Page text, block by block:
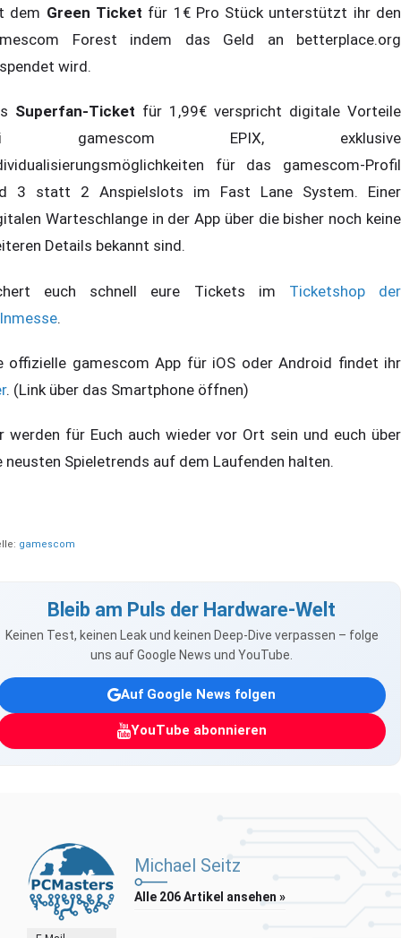
dem Green Ticket für 1€ Pro Stück unterstützt ihr den
Forest indem das Geld an betterplace.org
wird.
Superfan-Ticket für 1,99€ verspricht digitale Vorteile
gamescom EPIX, exklusive
für das gamescom-Profil
3 statt 2 Anspielslots im Fast Lane System. Einer
Warteschlange in der App über die bisher noch keine
Details bekannt sind.
euch schnell eure Tickets im Ticketshop der
.
offizielle gamescom App für iOS oder Android findet ihr
. (Link über das Smartphone öffnen)
werden für Euch auch wieder vor Ort sein und euch über
neusten Spieletrends auf dem Laufenden halten.
gamescom
Bleib am Puls der Hardware-Welt
Keinen Test, keinen Leak und keinen Deep-Dive verpassen – folge
uns auf Google News und YouTube.
Auf Google News folgen
YouTube abonnieren
Michael Seitz
Alle 206 Artikel ansehen »